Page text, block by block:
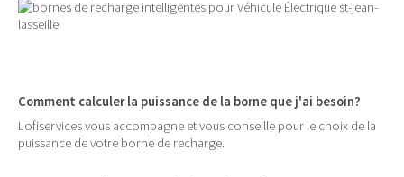
Comment calculer la puissance de la borne que j'ai besoin?
Lofiservices vous accompagne et vous conseille pour le choix de la
puissance de votre borne de recharge.